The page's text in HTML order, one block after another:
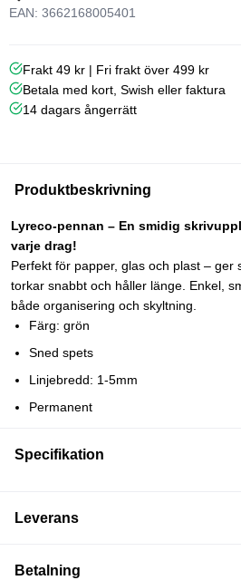
EAN: 3662168005401
Frakt 49 kr | Fri frakt över 499 kr
Betala med kort, Swish eller faktura
14 dagars ångerrätt
Produktbeskrivning
Lyreco-pennan – En smidig
varje drag!
Perfekt för papper, glas och plast – ger
torkar snabbt och håller länge. Enkel,
både organisering och skyltning.
Färg: grön
Sned spets
Linjebredd: 1-5mm
Permanent
Specifikation
Leverans
Betalning